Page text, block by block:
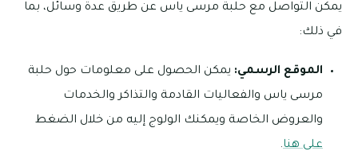
يمكن التواصل مع حلبة مرسى ياس عن طريق عدة وسائل، بما
في ذلك:
الموقع الرسمي: يمكن الحصول على معلومات حول حلبة
مرسى ياس والفعاليات القادمة والتذاكر والخدمات
والعروض الخاصة ويمكنك الولوج إليه من خلال الضغط
على هنا.